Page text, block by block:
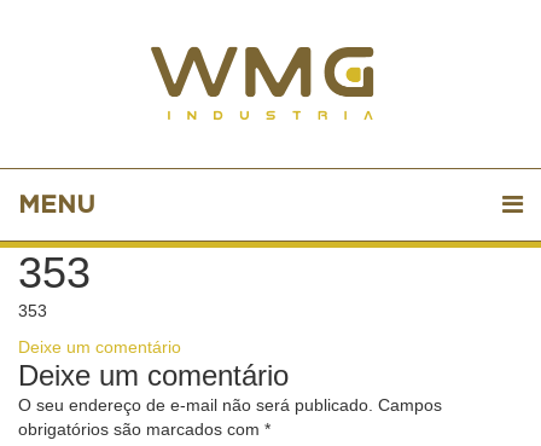
MENU
353
353
Deixe um comentário
Deixe um comentário
O seu endereço de e-mail não será publicado. Campos
obrigatórios são marcados com *